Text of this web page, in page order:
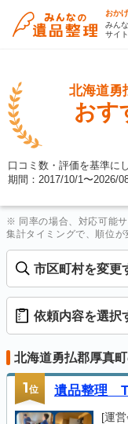
おか
みん
サイ
北海道勇
おす
口コミ数・評価を基準に
期間：2017/10/1〜2026/
※ 同率の場合、対応可能
集計タイミングで、順位
市区町村を変更
依頼内容を選択
北海道勇払郡厚真
1位 遺品整理
[運